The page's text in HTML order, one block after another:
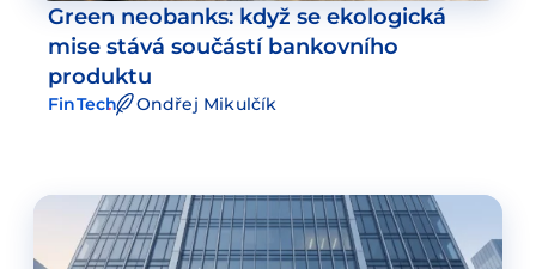
Green neobanks: když se ekologická
mise stává součástí bankovního
produktu
FinTech Ondřej Mikulčík